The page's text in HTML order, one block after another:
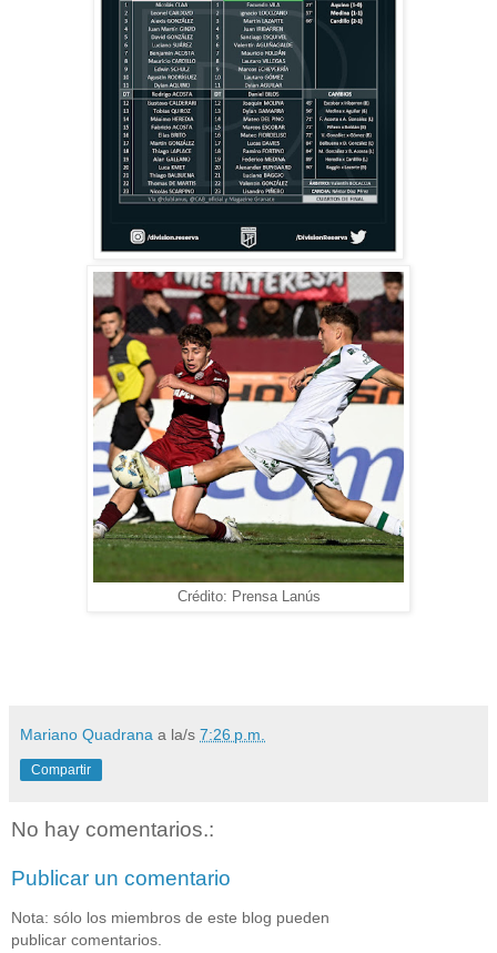
Crédito: Prensa Lanús
Mariano Quadrana a la/s 7:26 p.m.
Compartir
No hay comentarios.:
Publicar un comentario
Nota: sólo los miembros de este blog pueden
publicar comentarios.